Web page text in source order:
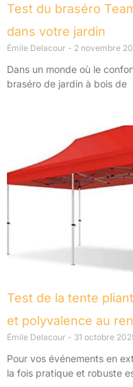
Test du braséro
dans votre jardin
Émile Delacour 2 novembre
Dans un monde où le
braséro de jardin à bois de
Test de la tente
et polyvalence au
Émile Delacour 31 octobre
Pour vos événements en
la fois pratique et robuste